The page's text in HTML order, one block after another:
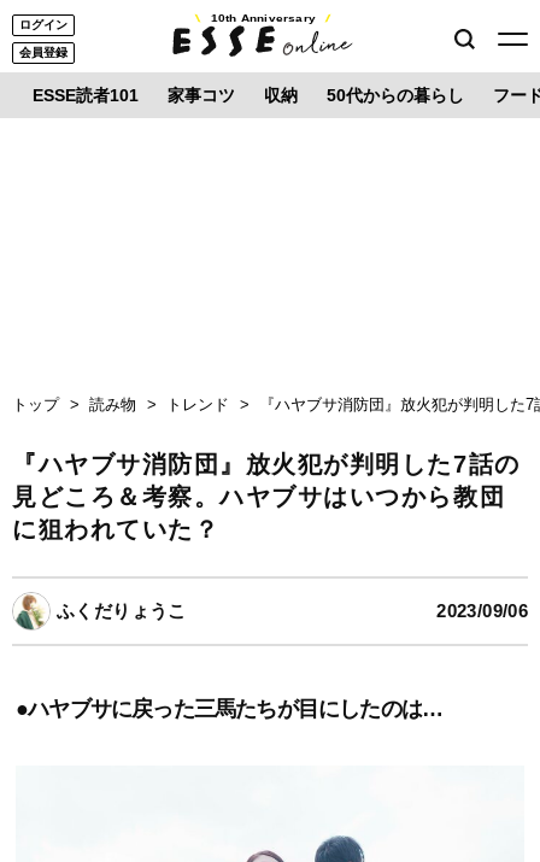
ログイン
会員登録
10th Anniversary
ESSE読者101 家事コツ 収納 50代からの暮らし フー
トップ 読み物 トレンド 『ハヤブサ消防団』放火犯が判明し
『ハヤブサ消防団』放火犯が判明した7話の
見どころ＆考察。ハヤブサはいつから教団
に狙われていた？
ふくだりょうこ 2023/09/06
●ハヤブサに戻った三馬たちが目にしたのは…